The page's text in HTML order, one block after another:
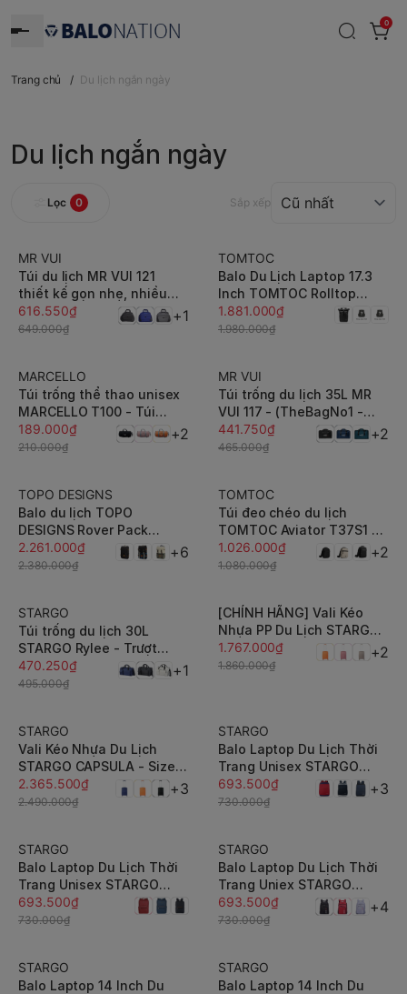
0
Trang chủ / Du lịch ngắn ngày
Du lịch ngắn ngày
Lọc 0 Sắp xếp
-5%
MR VUI
Túi du lịch MR VUI 121
thiết kế gọn nhẹ, nhiều
ngăn, hiện đại, chống
thấm tối ưu, đa năng
616.550₫
649.000₫
+1
-5%
TOMTOC
Balo Du Lịch Laptop 17.3
Inch TOMTOC Rolltop
T61L1 Navigator Travel
Daypack - Sức Chứa 30L
1.881.000₫
1.980.000₫
-10%
MARCELLO
Túi trống thể thao unisex
MARCELLO T100 - Túi
xách du lịch / tập gym có
ngăn đựng giày, quai xách
189.000₫
210.000₫
+2
-5%
MR VUI
Túi trống du lịch 35L MR
VUI 117 - (TheBagNo1 -
007) siêu nhẹ, chống thấm
nước, bền bỉ - BH Dài Hạn
441.750₫
465.000₫
+2
-5%
TOPO DESIGNS
Balo du lịch TOPO
DESIGNS Rover Pack
Classic 20L laptop 15 inch
- Siêu bền, gọn nhẹ
2.261.000₫
2.380.000₫
+6
-5%
TOMTOC
Túi đeo chéo du lịch
TOMTOC Aviator T37S1 X-
PAC Travel Crossbody
chuẩn USA - Đơn giản,
1.026.000₫
1.080.000₫
+2
-5%
STARGO
Túi trống du lịch 30L
STARGO Rylee - Trượt
nước, gọn nhẹ, unisex
470.250₫
495.000₫
+1
-5%
[CHÍNH HÃNG] Vali Kéo
Nhựa PP Du Lịch STARGO
GARIS - Size S/M/L
(20inch/24inch/28inch) -
1.767.000₫
1.860.000₫
+2
-5%
STARGO
Vali Kéo Nhựa Du Lịch
STARGO CAPSULA - Size
S/M (20inch/ 24inch) -
Xách tay/ Ký Gửi - Khóa Số
2.365.500₫
2.490.000₫
+3
-5%
STARGO
Balo Laptop Du Lịch Thời
Trang Unisex STARGO
STATIC 15.6 Inch - BH Dài
Hạn
693.500₫
730.000₫
+3
-5%
STARGO
Balo Laptop Du Lịch Thời
Trang Unisex STARGO
ESTANDA 15.6 Inch - BH
Dài Hạn
693.500₫
730.000₫
-5%
STARGO
Balo Laptop Du Lịch Thời
Trang Uniex STARGO
KEVAN 15.6 Inch - BH Dài
Hạn
693.500₫
730.000₫
+4
-5%
STARGO
Balo Laptop 14 Inch Du
-5%
STARGO
Balo Laptop 14 Inch Du